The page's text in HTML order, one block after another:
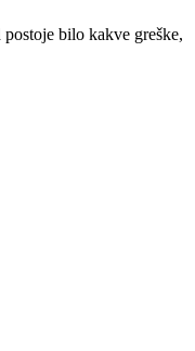
bilo kakve greške,